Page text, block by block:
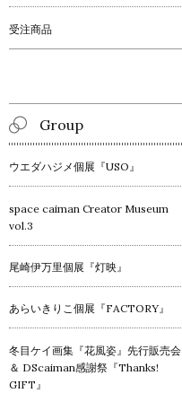
受注商品
Group
ウエダハジメ個展『USO』
space caiman Creator Museum
vol.3
尾崎伊万里個展『灯映』
あらいきりこ個展『FACTORY』
冬目ケイ画集『花風姿』先行販売会
＆ DScaiman感謝祭『Thanks!
GIFT』